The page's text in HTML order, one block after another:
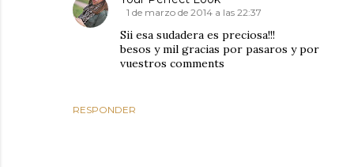
RESPONDER
1 de marzo de 2014 a las 22:37
Sii esa sudadera es preciosa!!!
besos y mil gracias por pasaros y por
vuestros comments